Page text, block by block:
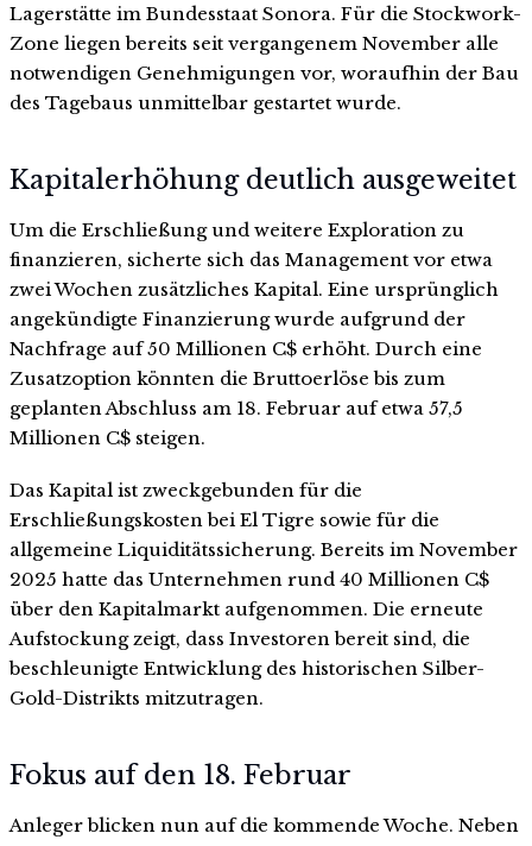
Lagerstätte im Bundesstaat Sonora. Für die Stockwork-
Zone liegen bereits seit vergangenem November alle
notwendigen Genehmigungen vor, woraufhin der Bau
des Tagebaus unmittelbar gestartet wurde.
Kapitalerhöhung deutlich ausgeweitet
Um die Erschließung und weitere Exploration zu
finanzieren, sicherte sich das Management vor etwa
zwei Wochen zusätzliches Kapital. Eine ursprünglich
angekündigte Finanzierung wurde aufgrund der
Nachfrage auf 50 Millionen C$ erhöht. Durch eine
Zusatzoption könnten die Bruttoerlöse bis zum
geplanten Abschluss am 18. Februar auf etwa 57,5
Millionen C$ steigen.
Das Kapital ist zweckgebunden für die
Erschließungskosten bei El Tigre sowie für die
allgemeine Liquiditätssicherung. Bereits im November
2025 hatte das Unternehmen rund 40 Millionen C$
über den Kapitalmarkt aufgenommen. Die erneute
Aufstockung zeigt, dass Investoren bereit sind, die
beschleunigte Entwicklung des historischen Silber-
Gold-Distrikts mitzutragen.
Fokus auf den 18. Februar
Anleger blicken nun auf die kommende Woche. Neben